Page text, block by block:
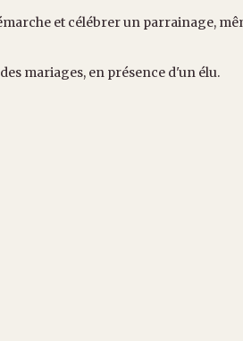
et célébrer un parrainage,
mariages, en présence d'un élu.